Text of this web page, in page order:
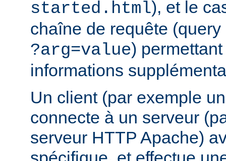
started.html), et le
chaîne de requête
?arg=value)
informations
Un client (par exemple
connecte à un serveur
serveur HTTP Apache)